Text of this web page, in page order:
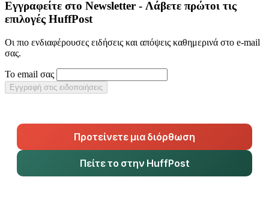
Εγγραφείτε στο Newsletter - Λάβετε πρώτοι τις
επιλογές HuffPost
Οι πιο ενδιαφέρουσες ειδήσεις και απόψεις καθημερινά στο e-mail
σας.
Το email σας
Εγγραφή στις ειδοποιήσεις
Προτείνετε μια διόρθωση
Πείτε το στην HuffPost